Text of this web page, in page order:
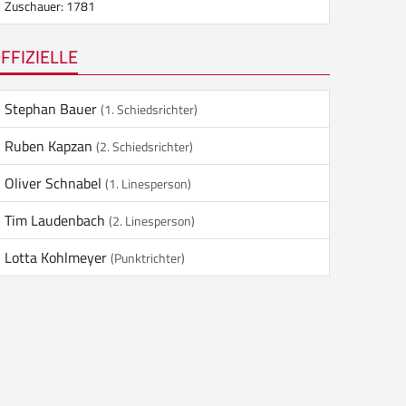
Zuschauer: 1781
Stephan Bauer(1. Schiedsrichter)
Ruben Kapzan(2. Schiedsrichter)
Oliver Schnabel(1. Linesperson)
Tim Laudenbach(2. Linesperson)
Lotta Kohlmeyer(Punktrichter)